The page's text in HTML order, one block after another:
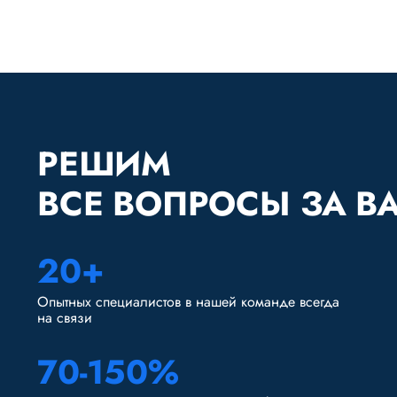
РЕШИМ
ВСЕ ВОПРОСЫ ЗА
20+
Опытных специалистов в нашей команде всегда
на связи
70-150%